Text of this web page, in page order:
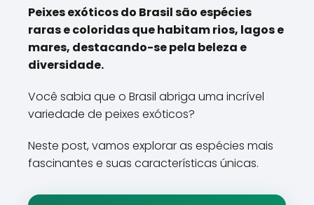
Peixes exóticos do Brasil são espécies
raras e coloridas que habitam rios, lagos e
mares, destacando-se pela beleza e
diversidade.
Você sabia que o Brasil abriga uma incrível
variedade de peixes exóticos?
Neste post, vamos explorar as espécies mais
fascinantes e suas características únicas.